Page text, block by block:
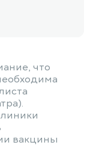
что
вакцины